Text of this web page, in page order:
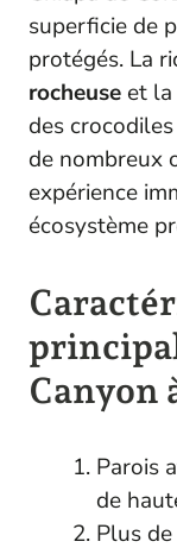
superficie de
protégés. La
rocheuse et
des
de nombreux
expérience
écosystème
Canyon
Parois
de
Plus